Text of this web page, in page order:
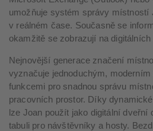
umožňuje systém správy místností
v reálném čase. Současně se
okamžitě se zobrazují na
Nejnovější generace značení
vyznačuje jednoduchým, moderním
funkcemi pro snadnou správu
pracovních prostor. Díky
lze Joan použít jako digitální dveřní
tabuli pro návštěvníky a hosty.